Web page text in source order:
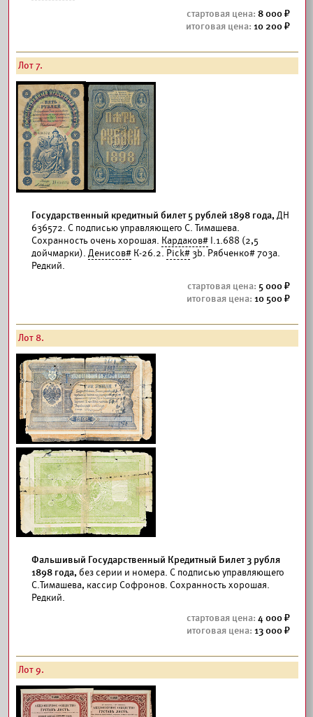
8 000
10 200
Лот 7.
Государственный кредитный билет 5 рублей 1898 года,ДН
636572. С подписью управляющего С. Тимашева.
Сохранность очень хорошая. Кардаков# I.1.688 (2,5
дойчмарки). Денисов# К-26.2. Pick#3b. Рябченко# 703а.
Редкий.
5 000
10 500
Лот 8.
Фальшивый Государственный Кредитный Билет 3 рубля
1898 года, без серии и номера. С подписью управляющего
С.Тимашева, кассир Софронов. Сохранность хорошая.
Редкий.
4 000
13 000
Лот 9.